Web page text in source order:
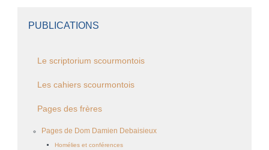
PUBLICATIONS
Le scriptorium scourmontois
Les cahiers scourmontois
Pages des frères
Pages de Dom Damien Debaisieux
Homélies et conférences